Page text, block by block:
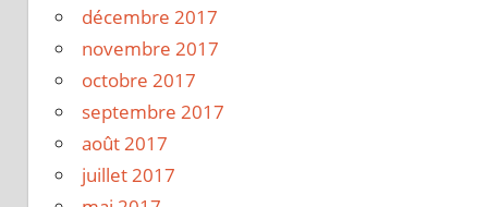
décembre 2017
novembre 2017
octobre 2017
septembre 2017
août 2017
juillet 2017